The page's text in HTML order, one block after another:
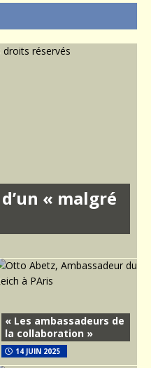
« malgré
« Les ambassadeurs de
la collaboration »
14 JUIN 2025